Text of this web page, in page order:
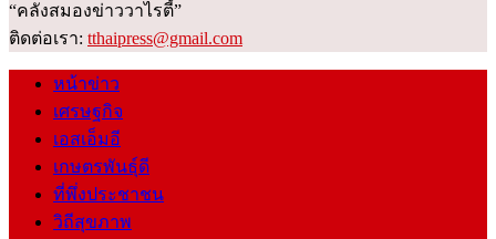
“คลังสมองข่าววาไรตี้”
ติดต่อเรา: tthaipress@gmail.com
หน้าข่าว
เศรษฐกิจ
เอสเอ็มอี
เกษตรพันธุ์ดี
ที่พึ่งประชาชน
วิถีสุขภาพ